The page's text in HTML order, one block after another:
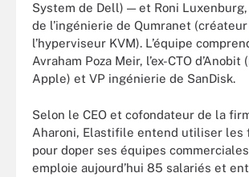
System de Dell) — et Roni Luxenburg,
de l’ingénierie de Qumranet (créateur
l’hyperviseur KVM). L’équipe
Avraham Poza Meir, l’ex-CTO
Apple) et VP ingénierie de SanDisk.
Selon le CEO et cofondateur de la
Aharoni, Elastifile entend utiliser les
pour doper ses équipes
emploie aujourd’hui 85 salariés et